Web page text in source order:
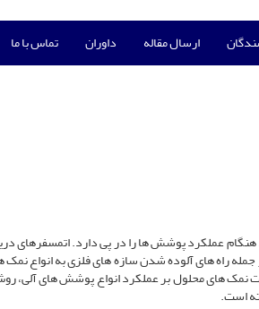
ارسال مقاله داوران تماس با ما
عملکرد پوشش ها را در پی دارد. اتمسفرهای
راه های آلوده شدن سازه های فلزی به انواع
نمک های محلول بر عملکرد انواع پوشش های آلی،
است.